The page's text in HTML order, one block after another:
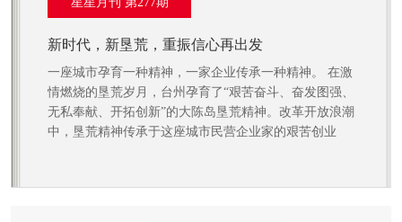
新时代，新垦荒，重振信心再出发
一座城市孕育一种精神，一家企业传承一种精神。 在激
情燃烧的垦荒岁月，台州孕育了“艰苦奋斗、奋发图强、
无私奉献、开拓创新”的大陈岛垦荒精神。改革开放浪潮
中，垦荒精神传承于这座城市民营企业家的艰苦创业